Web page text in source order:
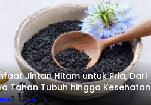
Jintan Hitam untuk Pria, Dari
Tahan Tubuh hingga Kesehatan
2026